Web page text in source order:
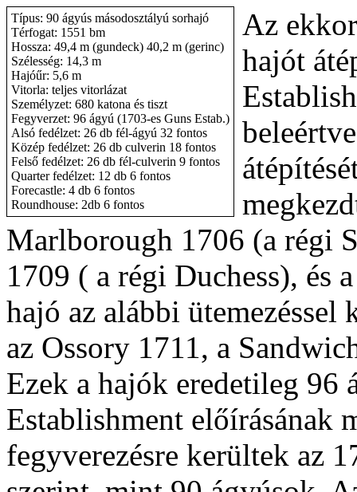
Típus: 90 ágyús másodosztályú sorhajó
Térfogat: 1551 bm
Hossza: 49,4 m (gundeck) 40,2 m (gerinc)
Szélesség: 14,3 m
Hajóűr: 5,6 m
Vitorla: teljes vitorlázat
Személyzet: 680 katona és tiszt
Fegyverzet: 96 ágyú (1703-es Guns Estab.)
Alsó fedélzet: 26 db fél-ágyú 32 fontos
Közép fedélzet: 26 db culverin 18 fontos
Felső fedélzet: 26 db fél-culverin 9 fontos
Quarter fedélzet: 12 db 6 fontos
Forecastle: 4 db 6 fontos
Roundhouse: 2db 6 fontos
Az
hajót
Marlborough 1706 (a régi
1709 ( a régi Duchess), és
hajó az alábbi
az Ossory 1711, a
Ezek a hajók eredetileg 96
Establishment előírásának
fegyverezésre kerültek az